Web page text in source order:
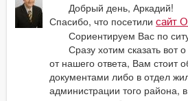
Добрый день, Аркадий!
Спасибо, что посетилисайт
Сориентируем Вас по
Сразу хотим сказать вот о
от нашего ответа, Вам стоит
документами либо в отдел
администрации того района,